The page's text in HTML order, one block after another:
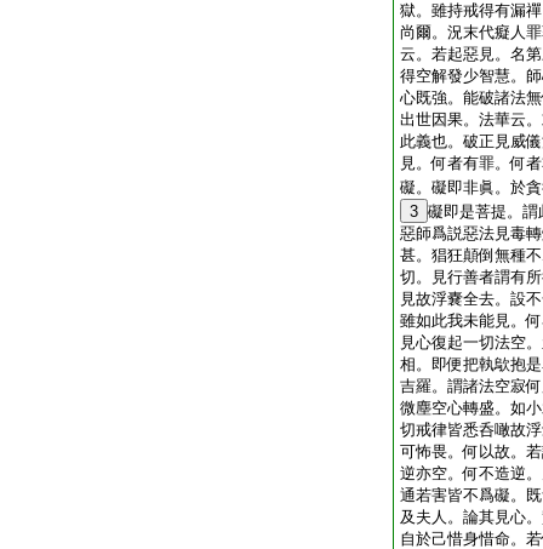
獄。雖持戒得有漏
尚爾。況末代癡人
云。若起惡見。名
得空解發少智慧。
心既強。能破諸法
出世因果。法華云
此義也。破正見威
見。何者有罪。何
礙。礙即非眞。於
3 礙即是菩提。
惡師爲説惡法見毒
甚。猖狂顛倒無種
切。見行善者謂有
見故浮嚢全去。設
雖如此我未能見。
見心復起一切法空
相。即便把執歍抱
吉羅。謂諸法空寂
微塵空心轉盛。如
切戒律皆悉呑噉故
可怖畏。何以故。
逆亦空。何不造逆
通若害皆不爲礙。
及夫人。論其見心
自於己惜身惜命。